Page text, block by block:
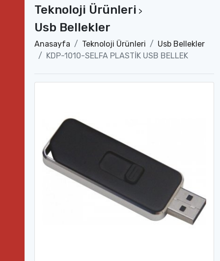
Teknoloji Ürünleri >
Usb Bellekler
Anasayfa Teknoloji Ürünleri
Usb Bellekler
KDP-1010-SELFA PLASTİK USB BELLEK